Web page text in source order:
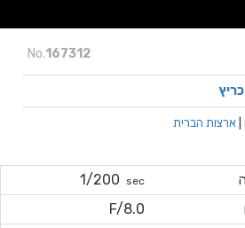
No.167312
ארצות הברית
sec
1/200
F/8.0